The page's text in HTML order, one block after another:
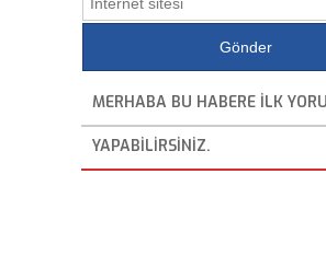
MERHABA BU HABERE ILK
YAPABILIRSINIZ.